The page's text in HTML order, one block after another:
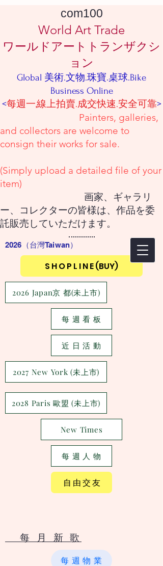
2026（台灣Taiwan）
S H O P L I N E (BUY)
2026 Japan京 都(未上市)
每 週 看 板
近 日 活 動
2027 New York (未上市)
2028 Paris 歐盟 (未上市)
New Times
每 週 人 物
自 由 交 友
​ 每 月 新 歌
每 週 物 業
com100
World Art Trade
ワールドアートトランザクシ
ョン
Global 美術.文物.珠寶.桌球.Bike
Business Online
<每週一,線上拍賣.成交快速.安全可靠>
Painters, galleries,
and collectors are welcome to
consign their works for sale.
(Simply upload a detailed file of your
item)
画家、ギャラリ
ー、コレクターの皆様は、作品を委
託販売していただけます。